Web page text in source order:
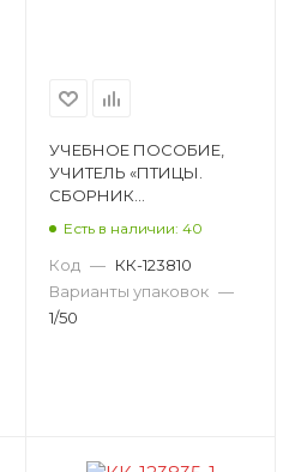
УЧЕБНОЕ ПОСОБИЕ,
УЧИТЕЛЬ «ПТИЦЫ.
СБОРНИК
НАКЛЕЙКАМИ:
ЗАГАДКИ,
ПОСЛОВИЦЫ, СКОРО
Есть в наличии: 40
Код — КК-123810
Варианты упаковок —
1/50